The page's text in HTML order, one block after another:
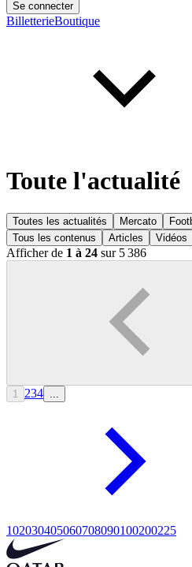
Se connecter
BilletterieBoutique
Toute l'actualité
Toutes les actualités Mercato
Tous les contenus
Articles Vidéos
Afficher de 1 à 24 sur 5 386
1 234
102030405060708090100200225